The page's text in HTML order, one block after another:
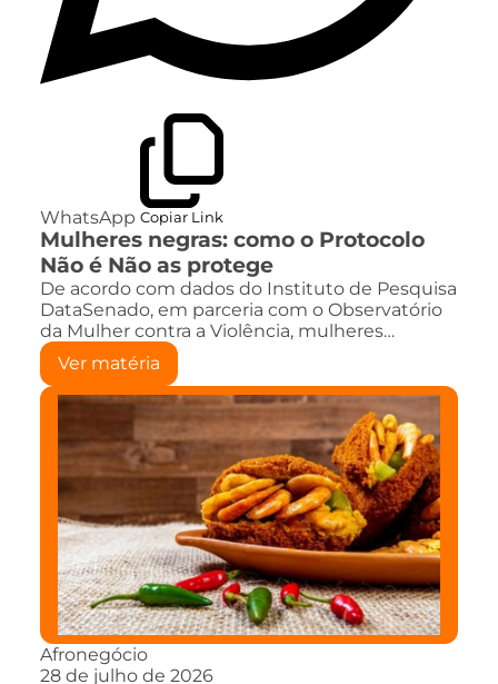
WhatsApp Copiar Link
Mulheres negras: como o Protocolo
Não é Não as protege
De acordo com dados do Instituto de Pesquisa
DataSenado, em parceria com o Observatório
da Mulher contra a Violência, mulheres…
Ver matéria
Afronegócio
28 de julho de 2026